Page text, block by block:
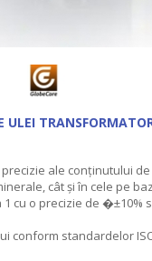
precizie ale conţinutului
cât şi în cele pe
cu o precizie de �±10%
standardelor ISO